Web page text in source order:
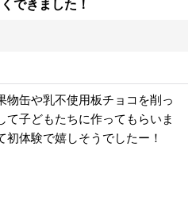
できました！
物缶や乳不使用板チョコを削っ
て子どもたちに作ってもらいま
体験で嬉しそうでしたー！